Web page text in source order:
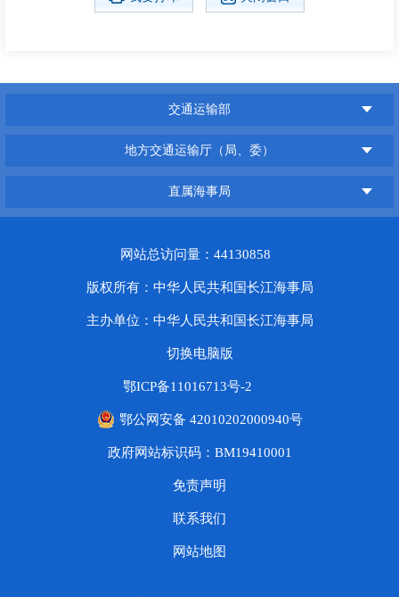
交通运输部
地方交通运输厅（局、委）
直属海事局
网站总访问量：44130858
版权所有：中华人民共和国长江海事局
主办单位：中华人民共和国长江海事局
切换电脑版
鄂ICP备11016713号-2
鄂公网安备 42010202000940号
政府网站标识码：BM19410001
免责声明
联系我们
网站地图